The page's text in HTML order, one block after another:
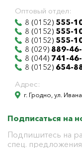
Оптовый отдел:
8 (0152) 555-
8 (0152) 555-
8 (0152) 555-
8 (029) 889-
8 (044) 741-
8 (0152) 654-
Адрес:
г. Гродно, ул.
Подписаться на
Подпишитесь на
спец.